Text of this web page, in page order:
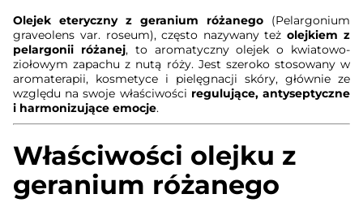
Olejek eteryczny z geranium różanego(Pelargonium
graveolens var. roseum), często nazywany teżolejkiem z
pelargonii różanej, to aromatyczny olejek o kwiatowo-
ziołowym zapachu z nutą róży. Jest szeroko stosowany w
aromaterapii, kosmetyce i pielęgnacji skóry, głównie ze
względu na swoje właściwości regulujące, antyseptyczne
i harmonizujące emocje.
Właściwości olejku z
geranium różanego